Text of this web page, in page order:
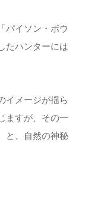
パイソン・ボウ
たハンターには
イメージが揺ら
ますが、その一
と、自然の神秘